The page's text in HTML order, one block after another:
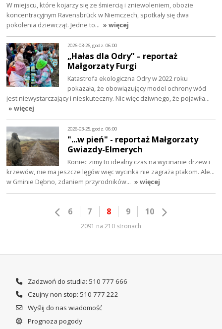
W miejscu, które kojarzy się ze śmiercią i zniewoleniem, obozie
koncentracyjnym Ravensbrück w Niemczech, spotkały się dwa
pokolenia dziewcząt. Jedne to… » więcej
2026-03-26, godz. 06:00
„Hałas dla Odry” – reportaż
Małgorzaty Furgi
Katastrofa ekologiczna Odry w 2022 roku
pokazała, że obowiązujący model ochrony wód
jest niewystarczający i nieskuteczny. Nic więc dziwnego, że pojawiła…
» więcej
2026-03-25, godz. 06:00
"...w pień" - reportaż Małgorzaty
Gwiazdy-Elmerych
Koniec zimy to idealny czas na wycinanie drzew i
krzewów, nie ma jeszcze lęgów więc wycinka nie zagraża ptakom. Ale...
w Gminie Dębno, zdaniem przyrodników… » więcej
6 7 8 9 10
2091 na 210 stronach
Zadzwoń do studia: 510 777 666
Czujny non stop: 510 777 222
Wyślij do nas wiadomość
Prognoza pogody